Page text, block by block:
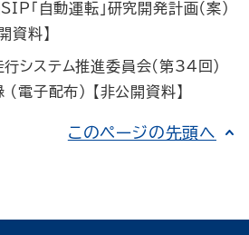
「自動運転」研究開発計画（案）
資料】
行システム推進委員会(第34回)
(電子配布) 【非公開資料】
このページの先頭へ